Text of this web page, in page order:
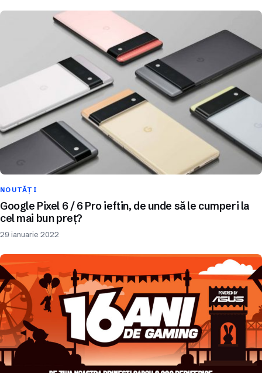
NOUTĂȚI
Google Pixel 6 / 6 Pro ieftin, de unde să le cumperi la
cel mai bun preț?
29 ianuarie 2022